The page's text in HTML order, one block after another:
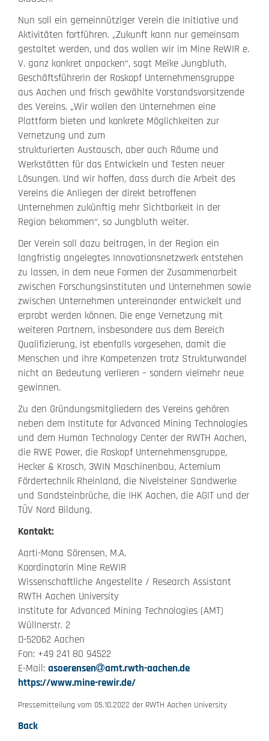
Nun soll ein gemeinnütziger Verein die Initiative und
Aktivitäten fortführen. „Zukunft kann nur gemeinsam
gestaltet werden, und das wollen wir im Mine ReWIR e.
V. ganz konkret anpacken“, sagt Meike Jungbluth,
Geschäftsführerin der Roskopf Unternehmensgruppe
aus Aachen und frisch gewählte Vorstandsvorsitzende
des Vereins. „Wir wollen den Unternehmen eine
Plattform bieten und konkrete Möglichkeiten zur
Vernetzung und zum
strukturierten Austausch, aber auch Räume und
Werkstätten für das Entwickeln und Testen neuer
Lösungen. Und wir hoffen, dass durch die Arbeit des
Vereins die Anliegen der direkt betroffenen
Unternehmen zukünftig mehr Sichtbarkeit in der
Region bekommen“, so Jungbluth weiter.
Der Verein soll dazu beitragen, in der Region ein
langfristig angelegtes Innovationsnetzwerk entstehen
zu lassen, in dem neue Formen der Zusammenarbeit
zwischen Forschungsinstituten und Unternehmen sowie
zwischen Unternehmen untereinander entwickelt und
erprobt werden können. Die enge Vernetzung mit
weiteren Partnern, insbesondere aus dem Bereich
Qualifizierung, ist ebenfalls vorgesehen, damit die
Menschen und ihre Kompetenzen trotz Strukturwandel
nicht an Bedeutung verlieren – sondern vielmehr neue
gewinnen.
Zu den Gründungsmitgliedern des Vereins gehören
neben dem Institute for Advanced Mining Technologies
und dem Human Technology Center der RWTH Aachen,
die RWE Power, die Roskopf Unternehmensgruppe,
Hecker & Krosch, 3WIN Maschinenbau, Actemium
Fördertechnik Rheinland, die Nivelsteiner Sandwerke
und Sandsteinbrüche, die IHK Aachen, die AGIT und der
TÜV Nord Bildung.
Kontakt:
Aarti-Mona Sörensen, M.A.
Koordinatorin Mine ReWIR
Wissenschaftliche Angestellte / Research Assistant
RWTH Aachen University
Institute for Advanced Mining Technologies (AMT)
Wüllnerstr. 2
D-52062 Aachen
Fon: +49 241 80 94522
E-Mail: asoerensen
amt.rwth-aachen.de
https://www.mine-rewir.de/
Pressemitteilung vom 05.10.2022 der RWTH Aachen University
Back